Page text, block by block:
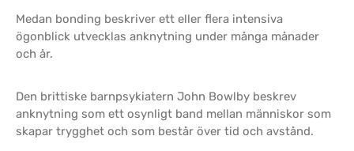
Medan bonding beskriver ett eller flera intensiva
ögonblick utvecklas anknytning under många månader
och år.
Den brittiske barnpsykiatern John Bowlby beskrev
anknytning som ett osynligt band mellan människor som
skapar trygghet och som består över tid och avstånd.